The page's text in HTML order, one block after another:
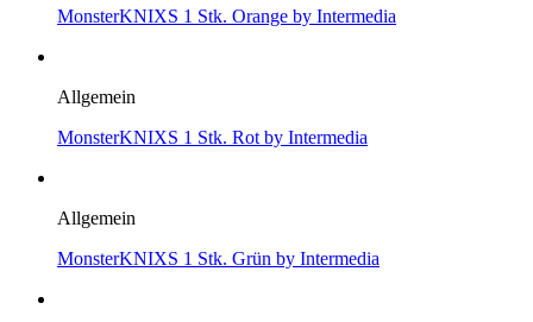
MonsterKNIXS 1 Stk. Orange by Intermedia
Allgemein
MonsterKNIXS 1 Stk. Rot by Intermedia
Allgemein
MonsterKNIXS 1 Stk. Grün by Intermedia